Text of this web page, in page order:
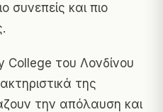
συνεπείς και πιο
College του Λονδίνου
της
την απόλαυση και